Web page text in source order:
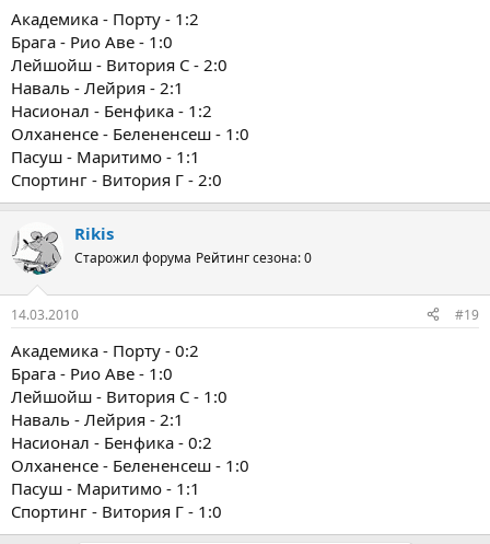
Академика - Порту - 1:2
Брага - Рио Аве - 1:0
Лейшойш - Витория С - 2:0
Наваль - Лейрия - 2:1
Насионал - Бенфика - 1:2
Олханенсе - Белененсеш - 1:0
Пасуш - Маритимо - 1:1
Спортинг - Витория Г - 2:0
Rikis
Старожил форума Рейтинг сезона: 0
14.03.2010 #19
Академика - Порту - 0:2
Брага - Рио Аве - 1:0
Лейшойш - Витория С - 1:0
Наваль - Лейрия - 2:1
Насионал - Бенфика - 0:2
Олханенсе - Белененсеш - 1:0
Пасуш - Маритимо - 1:1
Спортинг - Витория Г - 1:0